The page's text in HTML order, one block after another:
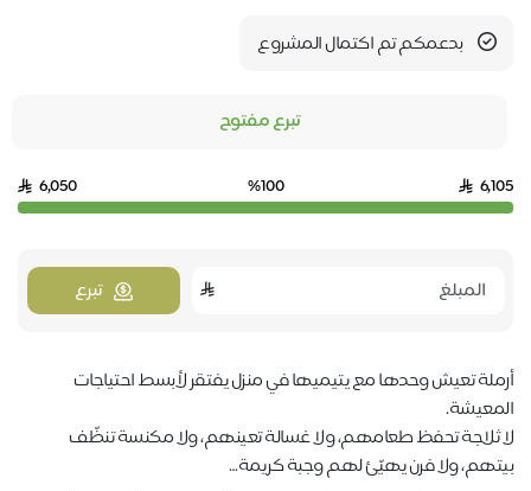
بدعمكم تم اكتمال المشروع
تبرع مفتوح
6,105
%100
6,050
تبرع
أرملة تعيش وحدها مع يتيميها في منزل يفتقر لأبسط احتياجات
المعيشة.
لا ثلاجة تحفظ طعامهم، ولا غسالة تعينهم، ولا مكنسة تنظّف
بيتهم، ولا فرن يهيّئ لهم وجبة كريمة…